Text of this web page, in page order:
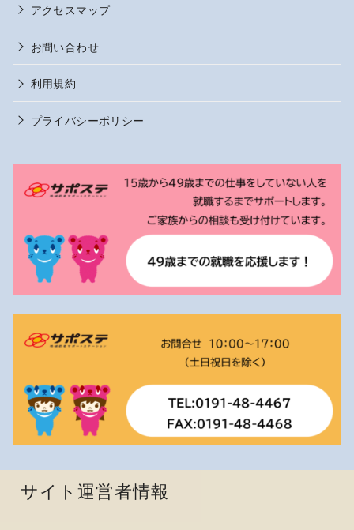
アクセスマップ
お問い合わせ
利用規約
プライバシーポリシー
サイト運営者情報